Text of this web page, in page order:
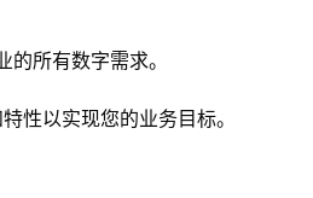
所有数字需求。
性以实现您的业务目标。